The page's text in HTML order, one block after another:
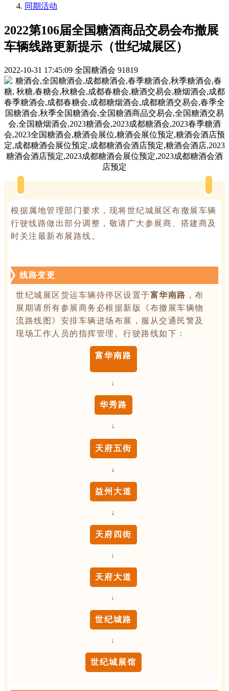
同期活动
2022第106届全国糖酒商品交易会布撤展
车辆线路更新提示（世纪城展区）
2022-10-31 17:45:09 全国糖酒会 91819
根据属地管理部门要求，现将世纪城展区布撤展车辆
行驶线路做出部分调整，敬请广大参展商、搭建商及
时关注最新布展路线。
线路变更
世纪城展区货运车辆待停区设置于富华南路 ，布
展期请所有参展商务必根据新版《布撤展车辆物
流路线图》安排车辆进场布展，服从交通民警及
现场工作人员的指挥管理。行驶路线如下：
富华南路
↓
华秀路
↓
天府五街
↓
益州大道
↓
天府四街
↓
天府大道
↓
世纪城路
↓
世纪城展馆